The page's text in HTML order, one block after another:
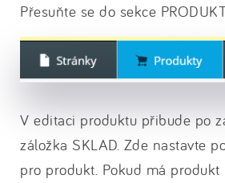
Přesuňte se do sekce
V editaci produktu přibude po
záložka SKLAD. Zde nastavte
pro produkt. Pokud má produkt